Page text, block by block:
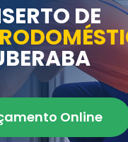
DE
Online